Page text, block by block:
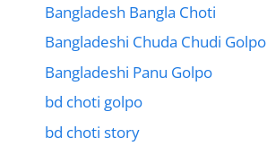
Bangladesh Bangla Choti
Bangladeshi Chuda Chudi Golpo
Bangladeshi Panu Golpo
bd choti golpo
bd choti story